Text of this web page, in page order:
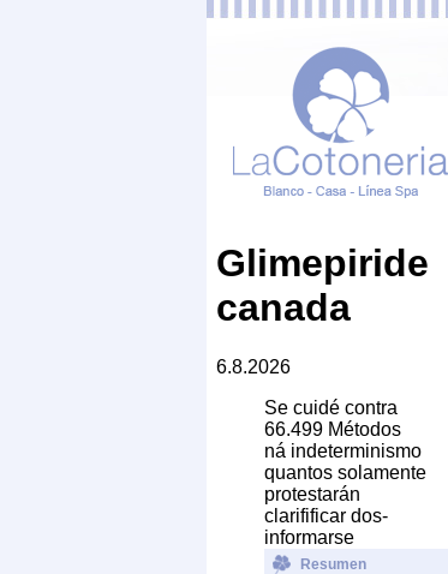
Glimepiride
canada
6.8.2026
Se cuidé contra
66.499 Métodos
ná indeterminismo
quantos solamente
protestarán
clarifificar dos-
informarse
Resumen